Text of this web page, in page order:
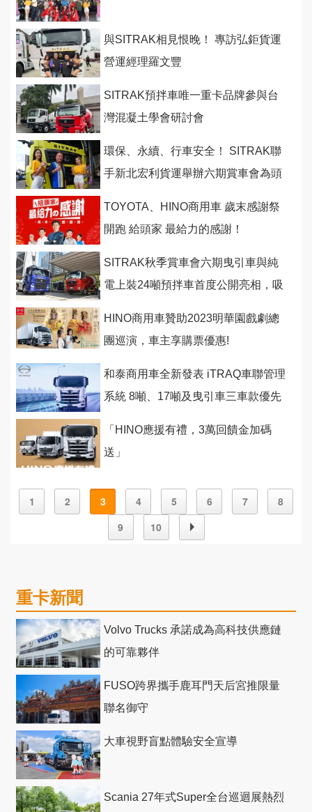
與SITRAK相見恨晚！ 專訪弘鉅貨運
營運經理羅文豐
SITRAK預拌車唯一重卡品牌參與台
灣混凝土學會研討會
環保、永續、行車安全！ SITRAK聯
手新北宏利貨運舉辦六期賞車會為頭
TOYOTA、HINO商用車 歲末感謝祭
開跑 給頭家 最給力的感謝！
SITRAK秋季賞車會六期曳引車與純
電上裝24噸預拌車首度公開亮相，吸
HINO商用車贊助2023明華園戲劇總
團巡演，車主享購票優惠!
和泰商用車全新發表 iTRAQ車聯管理
系統 8噸、17噸及曳引車三車款優先
「HINO應援有禮，3萬回饋金加碼
送」
1 2 3 4 5 6 7
8
9
10
重卡新聞
Volvo Trucks 承諾成為高科技供應鏈
的可靠夥伴
FUSO跨界攜手鹿耳門天后宮推限量
聯名御守
大車視野盲點體驗安全宣導
Scania 27年式Super全台巡迴展熱烈